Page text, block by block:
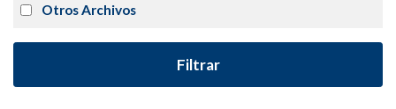
Otros Archivos
Filtrar